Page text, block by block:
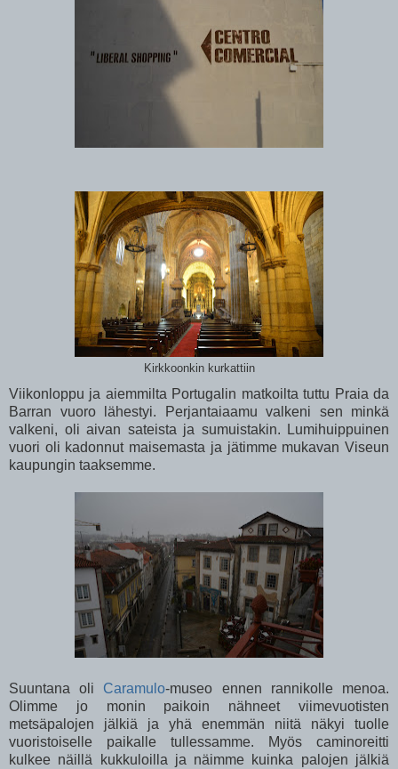
Kirkkoonkin kurkattiin
Viikonloppu ja aiemmilta Portugalin matkoilta tuttu Praia da
Barran vuoro lähestyi. Perjantaiaamu valkeni sen minkä
valkeni, oli aivan sateista ja sumuistakin. Lumihuippuinen
vuori oli kadonnut maisemasta ja jätimme mukavan Viseun
kaupungin taaksemme.
Suuntana oli Caramulo-museo ennen rannikolle menoa.
Olimme jo monin paikoin nähneet viimevuotisten
metsäpalojen jälkiä ja yhä enemmän niitä näkyi tuolle
vuoristoiselle paikalle tullessamme. Myös caminoreitti
kulkee näillä kukkuloilla ja näimme kuinka palojen jälkiä